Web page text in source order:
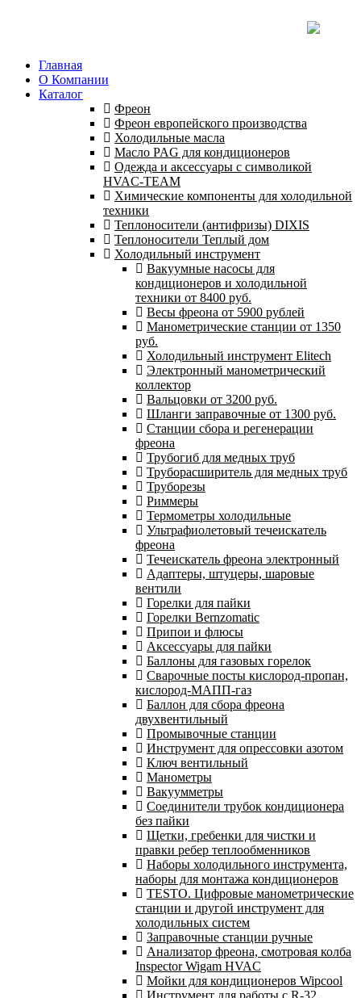
Главная
О Компании
Каталог
Фреон
Фреон европейского производства
Холодильные масла
Масло PAG для кондиционеров
Одежда и аксессуары с символикой
HVAC-TEAM
Химические компоненты для холодильной
техники
Теплоносители (антифризы) DIXIS
Теплоносители Теплый дом
Холодильный инструмент
Вакуумные насосы для
кондиционеров и холодильной
техники от 8400 руб.
Весы фреона от 5900 рублей
Манометрические станции от 1350
руб.
Холодильный инструмент Elitech
Электронный манометрический
коллектор
Вальцовки от 3200 руб.
Шланги заправочные от 1300 руб.
Станции сбора и регенерации
фреона
Трубогиб для медных труб
Труборасширитель для медных труб
Труборезы
Риммеры
Термометры холодильные
Ультрафиолетовый течеискатель
фреона
Течеискатель фреона электронный
Адаптеры, штуцеры, шаровые
вентили
Горелки для пайки
Горелки Bernzomatic
Припои и флюсы
Аксессуары для пайки
Баллоны для газовых горелок
Сварочные посты кислород-пропан,
кислород-МАПП-газ
Баллон для сбора фреона
двухвентильный
Промывочные станции
Инструмент для опрессовки азотом
Ключ вентильный
Манометры
Вакуумметры
Соединители трубок кондиционера
без пайки
Щетки, гребенки для чистки и
правки ребер теплообменников
Наборы холодильного инструмента,
наборы для монтажа кондиционеров
TESTO. Цифровые манометрические
станции и другой инструмент для
холодильных систем
Заправочные станции ручные
Анализатор фреона, смотровая колба
Inspector Wigam HVAC
Мойки для кондиционеров Wipcool
Инструмент для работы с R-32